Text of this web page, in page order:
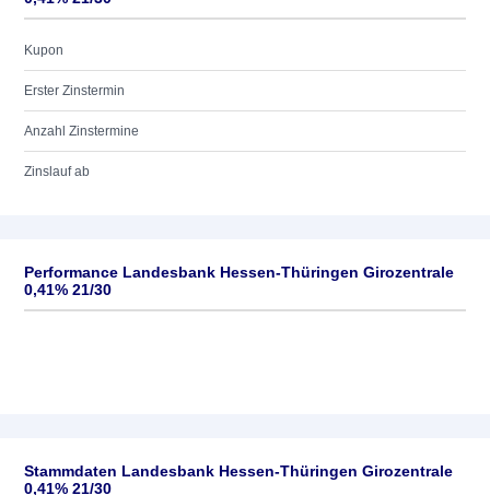
Kupon
Erster Zinstermin
Anzahl Zinstermine
Zinslauf ab
Performance Landesbank Hessen-Thüringen Girozentrale
0,41% 21/30
Stammdaten Landesbank Hessen-Thüringen Girozentrale
0,41% 21/30